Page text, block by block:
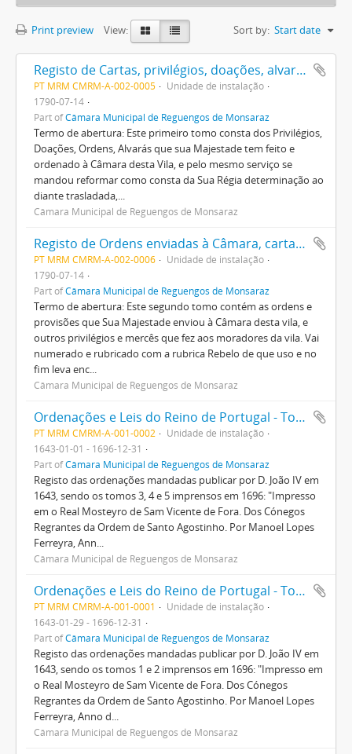
Print preview View: Sort by: Start date
Registo de Cartas, privilégios, doações, alvarás, etc. passados por diversos Reis a começar em D. Sebastião
PT MRM CMRM-A-002-0005
Unidade de instalação
1790-07-14
Part ofCâmara Municipal de Reguengos de Monsaraz
Termo de abertura: Este primeiro tomo consta dos Privilégios,
Doações, Ordens, Alvarás que sua Majestade tem feito e
ordenado à Câmara desta Vila, e pelo mesmo serviço se
mandou reformar como consta da Sua Régia determinação ao
diante trasladada,...
Câmara Municipal de Reguengos de Monsaraz
Registo de Ordens enviadas à Câmara, cartas, privilégios, doações, etc.
PT MRM CMRM-A-002-0006
Unidade de instalação
1790-07-14
Part ofCâmara Municipal de Reguengos de Monsaraz
Termo de abertura: Este segundo tomo contém as ordens e
provisões que Sua Majestade enviou à Câmara desta vila, e
outros privilégios e mercês que fez aos moradores da vila. Vai
numerado e rubricado com a rubrica Rebelo de que uso e no
fim leva enc...
Câmara Municipal de Reguengos de Monsaraz
Ordenações e Leis do Reino de Portugal - Tomo 3, 4 e 5
PT MRM CMRM-A-001-0002
Unidade de instalação
1643-01-01 - 1696-12-31
Part ofCâmara Municipal de Reguengos de Monsaraz
Registo das ordenações mandadas publicar por D. João IV em
1643, sendo os tomos 3, 4 e 5 imprensos em 1696: "Impresso
em o Real Mosteyro de Sam Vicente de Fora. Dos Cónegos
Regrantes da Ordem de Santo Agostinho. Por Manoel Lopes
Ferreyra, Ann...
Câmara Municipal de Reguengos de Monsaraz
Ordenações e Leis do Reino de Portugal - Tomo 1 e 2
PT MRM CMRM-A-001-0001
Unidade de instalação
1643-01-29 - 1696-12-31
Part ofCâmara Municipal de Reguengos de Monsaraz
Registo das ordenações mandadas publicar por D. João IV em
1643, sendo os tomos 1 e 2 imprensos em 1696: "Impresso em
o Real Mosteyro de Sam Vicente de Fora. Dos Cónegos
Regrantes da Ordem de Santo Agostinho. Por Manoel Lopes
Ferreyra, Anno d...
Câmara Municipal de Reguengos de Monsaraz